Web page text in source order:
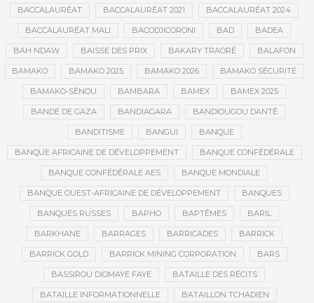
BACCALAURÉAT BACCALAURÉAT 2021 BACCALAURÉAT 2024
BACCALAURÉAT MALI BACODJICORONI BAD BADEA
BAH NDAW BAISSE DES PRIX BAKARY TRAORÉ BALAFON
BAMAKO BAMAKO 2025 BAMAKO 2026 BAMAKO SÉCURITÉ
BAMAKO-SÉNOU BAMBARA BAMEX BAMEX 2025
BANDE DE GAZA BANDIAGARA BANDIOUGOU DANTÉ
BANDITISME BANGUI BANQUE
BANQUE AFRICAINE DE DÉVELOPPEMENT BANQUE CONFÉDÉRALE
BANQUE CONFÉDÉRALE AES BANQUE MONDIALE
BANQUE OUEST-AFRICAINE DE DÉVELOPPEMENT BANQUES
BANQUES RUSSES BAPHO BAPTÊMES BARIL
BARKHANE BARRAGES BARRICADES BARRICK
BARRICK GOLD BARRICK MINING CORPORATION BARS
BASSIROU DIOMAYE FAYE BATAILLE DES RÉCITS
BATAILLE INFORMATIONNELLE BATAILLON TCHADIEN